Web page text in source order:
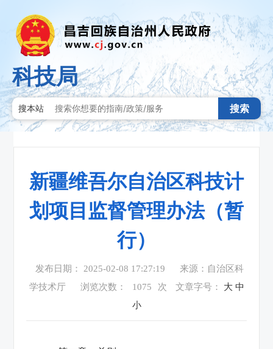
科技局
搜本站 搜索
新疆维吾尔自治区科技计
划项目监督管理办法（暂
行）
发布日期： 2025-02-08 17:27:19
来源：自治区科
学技术厅
浏览次数： 1075 次 文章字号： 大 中
小